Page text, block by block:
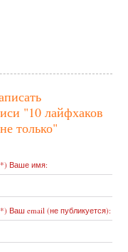
"10 лайфхаков
только"
Ваше имя:
Ваш email (не публикуется):